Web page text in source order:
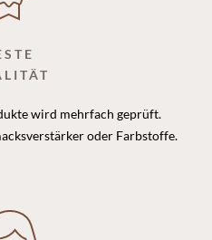
wird mehrfach geprüft.
oder Farbstoffe.